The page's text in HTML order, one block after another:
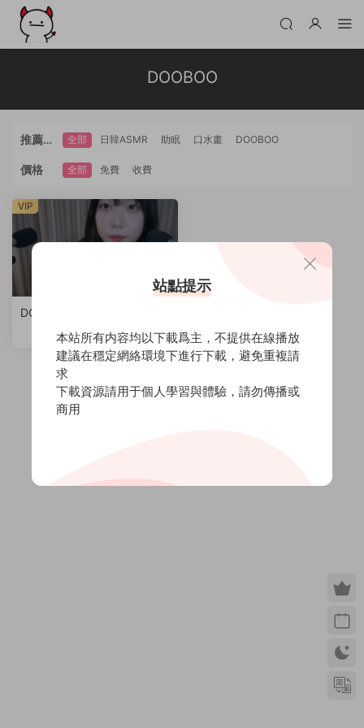
DOOBOO
推薦标
全部 日韓ASMR 助眠 口水畫 DOOBOO
價格 全部 免費 收費
DOOBOO-來啦～用口水塗抹
給你化妝！（手部動作、口腔
VIP
站點提示
本站所有内容均以下載爲主，不提供在線播放
建議在穩定網絡環境下進行下載，避免重複請
求
下載資源請用于個人學習與體驗，請勿傳播或
商用